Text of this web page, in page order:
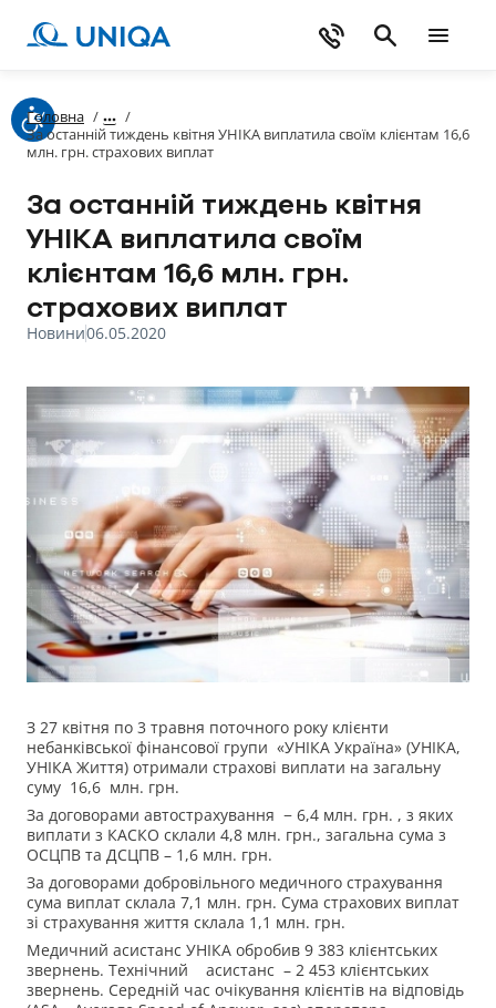
Головна /
/
За останній тиждень квітня УНІКА виплатила своїм клієнтам 16,6
млн. грн. страхових виплат
За останній тиждень квітня
УНІКА виплатила своїм
клієнтам 16,6 млн. грн.
страхових виплат
Новини06.05.2020
З 27 квітня по 3 травня поточного року клієнти
небанківської фінансової групи «УНІКА Україна» (УНІКА,
УНІКА Життя) отримали страхові виплати на загальну
суму 16,6 млн. грн.
За договорами автострахування − 6,4 млн. грн. , з яких
виплати з КАСКО склали 4,8 млн. грн., загальна сума з
ОСЦПВ та ДСЦПВ – 1,6 млн. грн.
За договорами добровільного медичного страхування
сума виплат склала 7,1 млн. грн. Сума страхових виплат
зі страхування життя склала 1,1 млн. грн.
Медичний асистанс УНІКА обробив 9 383 клієнтських
звернень. Технічний асистанс – 2 453 клієнтських
звернень. Середній час очікування клієнтів на відповідь